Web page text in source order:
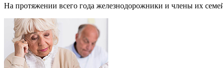
На протяжении всего года железнодорожники и члены их